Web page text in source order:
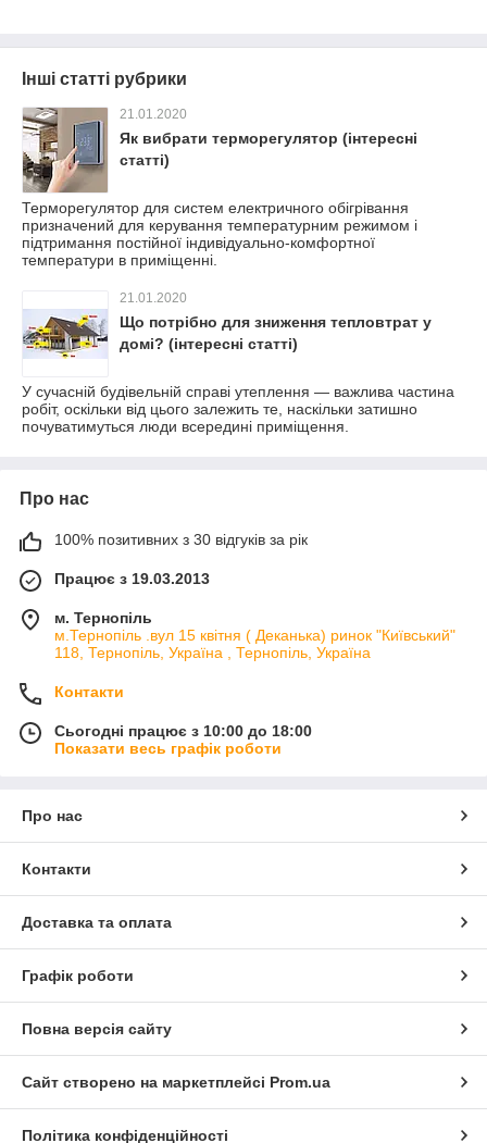
Інші статті рубрики
21.01.2020
Як вибрати терморегулятор (інтересні
статті)
Терморегулятор для систем електричного обігрівання
призначений для керування температурним режимом і
підтримання постійної індивідуально-комфортної
температури в приміщенні.
21.01.2020
Що потрібно для зниження тепловтрат у
домі? (інтересні статті)
У сучасній будівельній справі утеплення — важлива частина
робіт, оскільки від цього залежить те, наскільки затишно
почуватимуться люди всередині приміщення.
Про нас
100% позитивних з 30 відгуків за рік
Працює з 19.03.2013
м. Тернопіль
м.Тернопіль .вул 15 квітня ( Деканька) ринок "Київський"
118, Тернопіль, Україна , Тернопіль, Україна
Контакти
Сьогодні працює з 10:00 до 18:00
Показати весь графік роботи
Про нас
Контакти
Доставка та оплата
Графік роботи
Повна версія сайту
Сайт створено на маркетплейсі Prom.ua
Політика конфіденційності